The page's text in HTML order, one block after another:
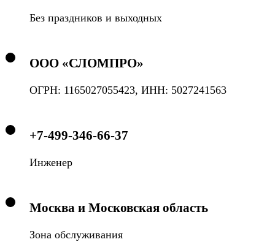
Без праздников и выходных
ООО «СЛОМПРО»
ОГРН: 1165027055423, ИНН: 5027241563
+7-499-346-66-37
Инженер
Москва и Московская область
Зона обслуживания